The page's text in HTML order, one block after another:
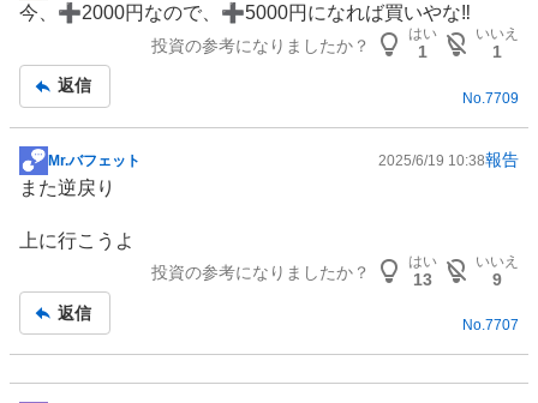
示
事
今、➕2000円なので、➕5000円になれば買いやな‼️
投資の参考になりましたか？
はい
1
いいえ
1
返信
No.7709
掲
示
記
Mr.バフェット 2025/6/19 10:38報告
また逆戻り
上に行こうよ
投資の参考になりましたか？
はい
13
いいえ
9
返信
No.7707